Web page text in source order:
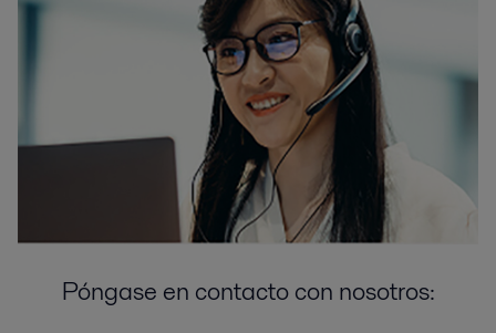
Póngase en contacto con nosotros: